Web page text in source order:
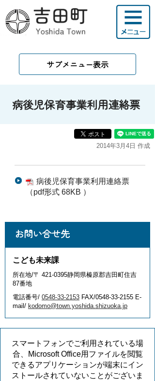
サブメニュー表示
病後児保育事業利用連絡票
2014年3月4日 作成
病後児保育事業利用連絡票
（pdf形式 68KB ）
お問い合せ先
こども未来課
所在地/〒 421-0395静岡県榛原郡吉田町住吉
87番地
電話番号/ 0548-33-2153 FAX/0548-33-2155 E-
mail/ kodomo@town.yoshida.shizuoka.jp
スマートフォンでご利用されている場
合、Microsoft Office用ファイルを閲覧
できるアプリケーションが端末にイン
ストールされていないことがございま